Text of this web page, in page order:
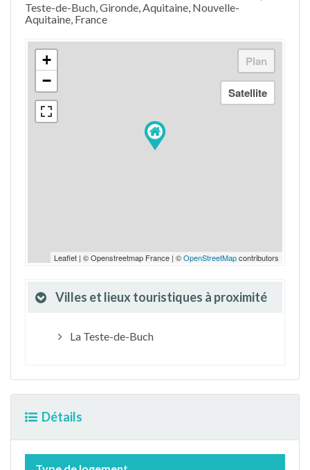
Teste-de-Buch, Gironde, Aquitaine, Nouvelle-
Aquitaine, France
+
−
Leaflet | © Openstreetmap France | ©OpenStreetMapcontributors
Villes et lieux touristiques à proximité
La Teste-de-Buch
Détails